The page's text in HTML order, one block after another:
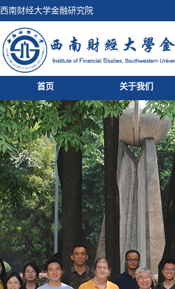
西南财经大学金融研究院
首页 关于我们